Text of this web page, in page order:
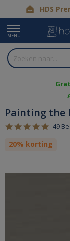
HDS
MENU
Painting the
4.9
rating
49
20% korting